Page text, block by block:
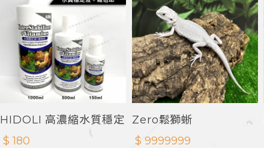
HIDOLI 高濃縮水質穩定
液
$ 180
Zero鬆獅蜥
$ 9999999